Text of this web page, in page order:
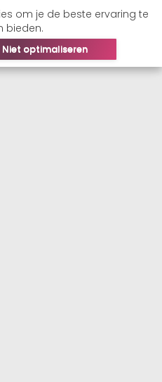
om je de beste ervaring te
bieden.
Niet optimaliseren